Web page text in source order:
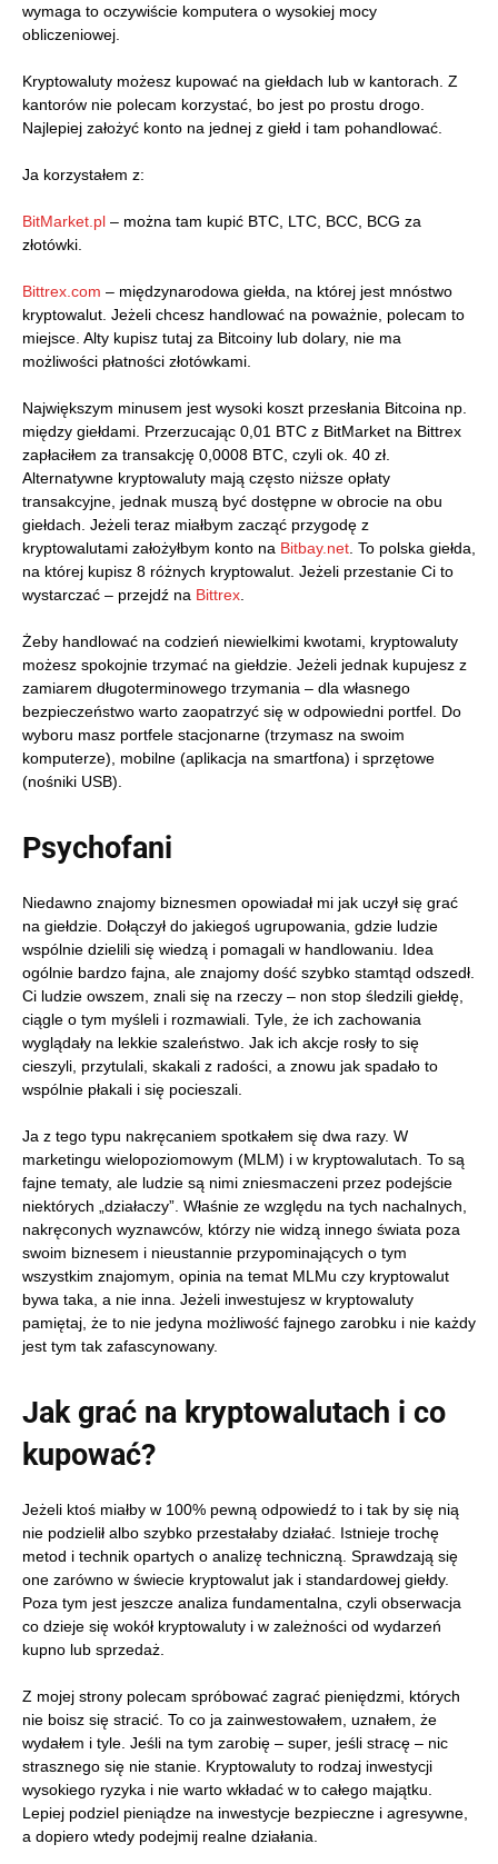
wymaga to oczywiście komputera o wysokiej mocy
obliczeniowej.
Kryptowaluty możesz kupować na giełdach lub w kantorach. Z
kantorów nie polecam korzystać, bo jest po prostu drogo.
Najlepiej założyć konto na jednej z giełd i tam pohandlować.
Ja korzystałem z:
BitMarket.pl – można tam kupić BTC, LTC, BCC, BCG za
złotówki.
Bittrex.com – międzynarodowa giełda, na której jest mnóstwo
kryptowalut. Jeżeli chcesz handlować na poważnie, polecam to
miejsce. Alty kupisz tutaj za Bitcoiny lub dolary, nie ma
możliwości płatności złotówkami.
Największym minusem jest wysoki koszt przesłania Bitcoina np.
między giełdami. Przerzucając 0,01 BTC z BitMarket na Bittrex
zapłaciłem za transakcję 0,0008 BTC, czyli ok. 40 zł.
Alternatywne kryptowaluty mają często niższe opłaty
transakcyjne, jednak muszą być dostępne w obrocie na obu
giełdach. Jeżeli teraz miałbym zacząć przygodę z
kryptowalutami założyłbym konto na Bitbay.net . To polska giełda,
na której kupisz 8 różnych kryptowalut. Jeżeli przestanie Ci to
wystarczać – przejdź na Bittrex
Żeby handlować na codzień niewielkimi kwotami, kryptowaluty
możesz spokojnie trzymać na giełdzie. Jeżeli jednak kupujesz z
zamiarem długoterminowego trzymania – dla własnego
bezpieczeństwo warto zaopatrzyć się w odpowiedni portfel. Do
wyboru masz portfele stacjonarne (trzymasz na swoim
komputerze), mobilne (aplikacja na smartfona) i sprzętowe
(nośniki USB).
Psychofani
Niedawno znajomy biznesmen opowiadał mi jak uczył się grać
na giełdzie. Dołączył do jakiegoś ugrupowania, gdzie ludzie
wspólnie dzielili się wiedzą i pomagali w handlowaniu. Idea
ogólnie bardzo fajna, ale znajomy dość szybko stamtąd odszedł.
Ci ludzie owszem, znali się na rzeczy – non stop śledzili giełdę,
ciągle o tym myśleli i rozmawiali. Tyle, że ich zachowania
wyglądały na lekkie szaleństwo. Jak ich akcje rosły to się
cieszyli, przytulali, skakali z radości, a znowu jak spadało to
wspólnie płakali i się pocieszali.
Ja z tego typu nakręcaniem spotkałem się dwa razy. W
marketingu wielopoziomowym (MLM) i w kryptowalutach. To są
fajne tematy, ale ludzie są nimi zniesmaczeni przez podejście
niektórych „działaczy”. Właśnie ze względu na tych nachalnych,
nakręconych wyznawców, którzy nie widzą innego świata poza
swoim biznesem i nieustannie przypominających o tym
wszystkim znajomym, opinia na temat MLMu czy kryptowalut
bywa taka, a nie inna. Jeżeli inwestujesz w kryptowaluty
pamiętaj, że to nie jedyna możliwość fajnego zarobku i nie każdy
jest tym tak zafascynowany.
Jak grać na kryptowalutach i co
kupować?
Jeżeli ktoś miałby w 100% pewną odpowiedź to i tak by się nią
nie podzielił albo szybko przestałaby działać. Istnieje trochę
metod i technik opartych o analizę techniczną. Sprawdzają się
one zarówno w świecie kryptowalut jak i standardowej giełdy.
Poza tym jest jeszcze analiza fundamentalna, czyli obserwacja
co dzieje się wokół kryptowaluty i w zależności od wydarzeń
kupno lub sprzedaż.
Z mojej strony polecam spróbować zagrać pieniędzmi, których
nie boisz się stracić. To co ja zainwestowałem, uznałem, że
wydałem i tyle. Jeśli na tym zarobię – super, jeśli stracę – nic
strasznego się nie stanie. Kryptowaluty to rodzaj inwestycji
wysokiego ryzyka i nie warto wkładać w to całego majątku.
Lepiej podziel pieniądze na inwestycje bezpieczne i agresywne,
a dopiero wtedy podejmij realne działania.